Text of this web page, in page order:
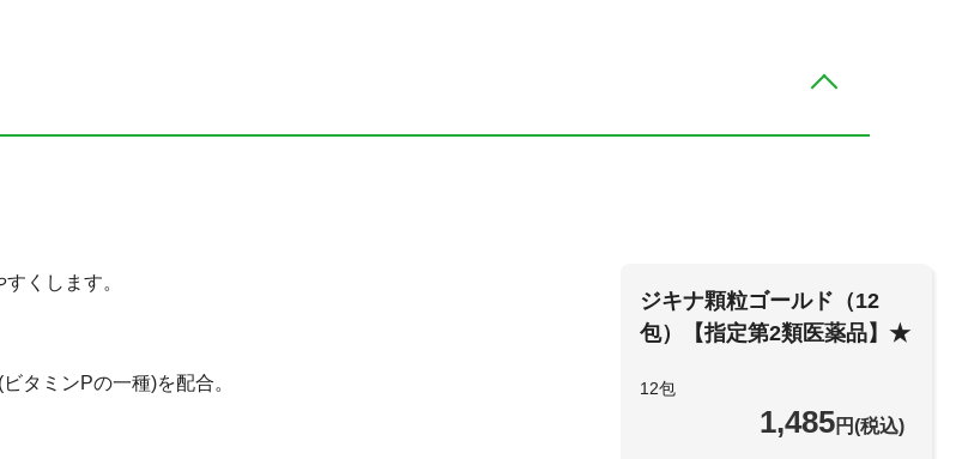
ジキナ顆粒ゴールド（12
包）【指定第2類医薬品】★
12包
1,485円(税込)
くします。
タミンPの一種)を配合。